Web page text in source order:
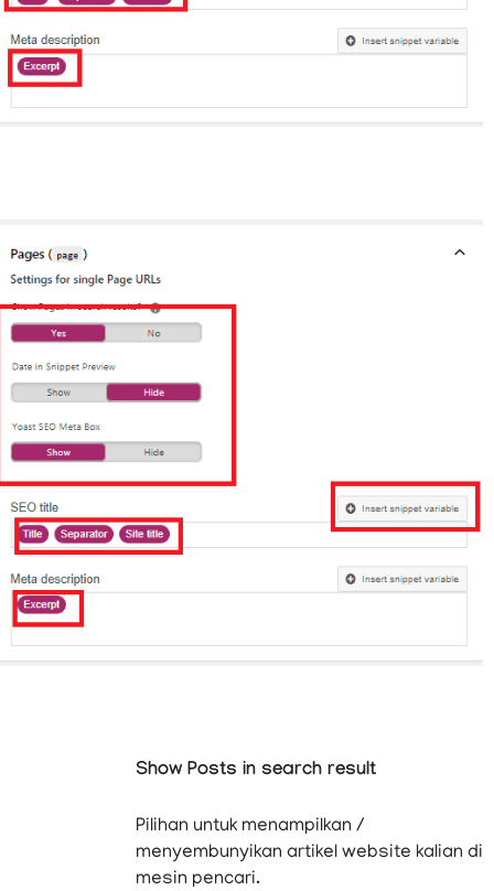
Show Posts in search result
Pilihan untuk menampilkan /
menyembunyikan artikel website kalian di
mesin pencari.